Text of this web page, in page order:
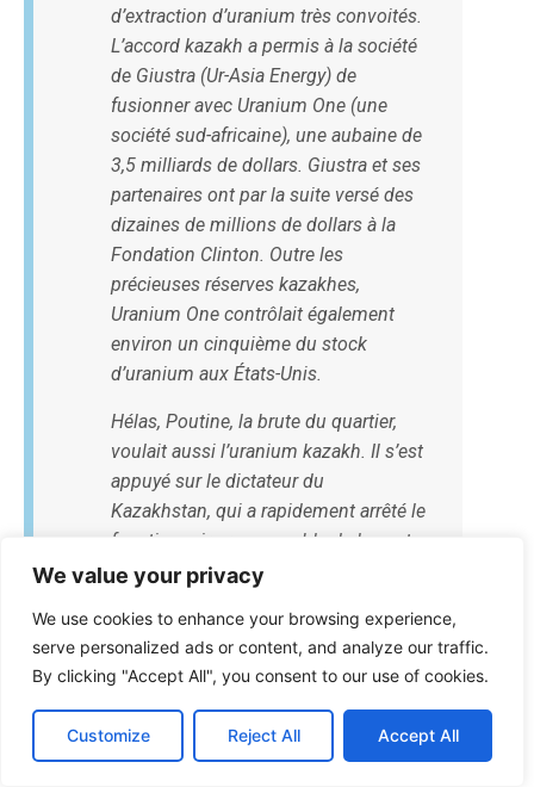
We value your privacy
We use cookies to enhance your browsing experience,
serve personalized ads or content, and analyze our traffic.
By clicking "Accept All", you consent to our use of cookies.
Customize Reject All Accept All
d’extraction d’uranium très convoités.
L’accord kazakh a permis à la société
de Giustra (Ur-Asia Energy) de
fusionner avec Uranium One (une
société sud-africaine), une aubaine de
3,5 milliards de dollars. Giustra et ses
partenaires ont par la suite versé des
dizaines de millions de dollars à la
Fondation Clinton. Outre les
précieuses réserves kazakhes,
Uranium One contrôlait également
environ un cinquième du stock
d’uranium aux États-Unis.
Hélas, Poutine, la brute du quartier,
voulait aussi l’uranium kazakh. Il s’est
appuyé sur le dictateur du
Kazakhstan, qui a rapidement arrêté le
fonctionnaire responsable de la vente
des droits d’extraction d’uranium à la
d’Uranium One risque alors d’être
saisie par le gouvernement kazakh.
Alors que les actions d’Uranium One
chutent, ses dirigeants, paniqués, se
tournent vers le Département d’État,